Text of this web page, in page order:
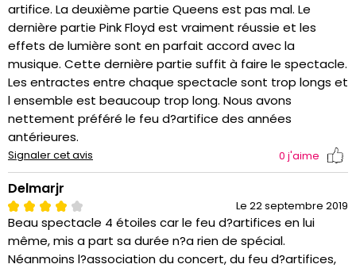
artifice. La deuxième partie Queens est pas mal. Le
dernière partie Pink Floyd est vraiment réussie et les
effets de lumière sont en parfait accord avec la
musique. Cette dernière partie suffit à faire le spectacle.
Les entractes entre chaque spectacle sont trop longs et
l ensemble est beaucoup trop long. Nous avons
nettement préféré le feu d?artifice des années
antérieures.
Signaler cet avis 0 j'aime
Delmarjr
Le 22 septembre 2019
Beau spectacle 4 étoiles car le feu d?artifices en lui
même, mis a part sa durée n?a rien de spécial.
Néanmoins l?association du concert, du feu d?artifices,